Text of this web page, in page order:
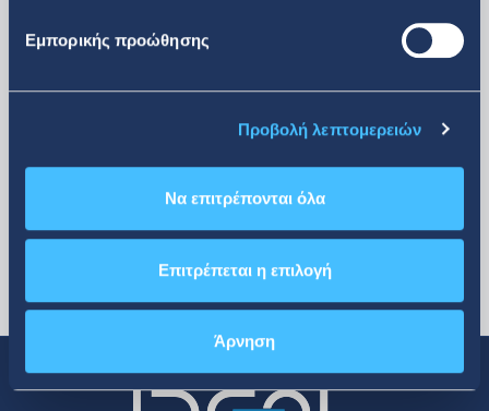
Εμπορικής προώθησης
Προβολή λεπτομερειών
Να επιτρέπονται όλα
Επιτρέπεται η επιλογή
Άρνηση